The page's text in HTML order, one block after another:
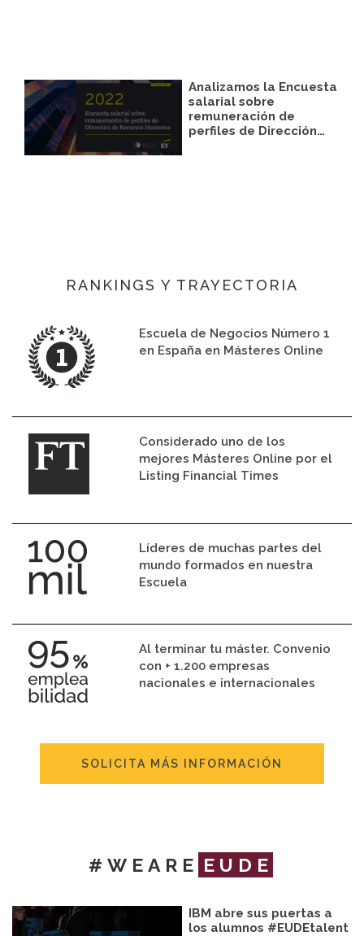
Analizamos la Encuesta
salarial sobre
remuneración de
perfiles de Dirección…
RANKINGS Y TRAYECTORIA
Escuela de Negocios Número 1
en España en Másteres Online
Considerado uno de los
mejores Másteres Online por el
Listing Financial Times
Líderes de muchas partes del
mundo formados en nuestra
Escuela
Al terminar tu máster. Convenio
con + 1.200 empresas
nacionales e internacionales
SOLICITA MÁS INFORMACIÓN
#WEARE EUDE
IBM abre sus puertas a
los alumnos #EUDEtalent